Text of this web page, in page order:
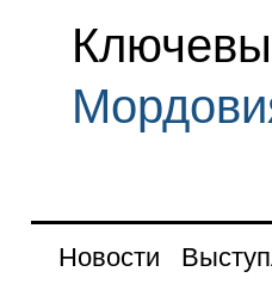
Новости